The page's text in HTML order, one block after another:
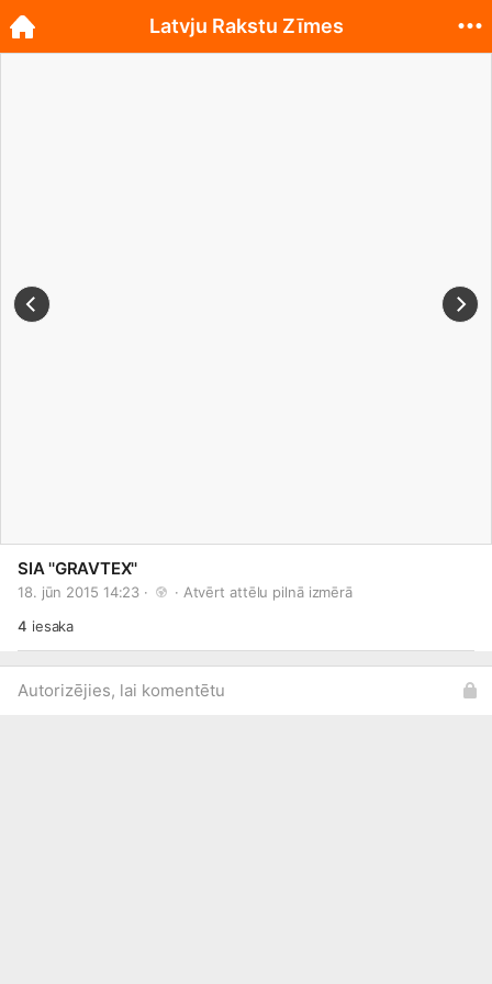
SIA ''GRAVTEX''
18. jūn 2015 14:23 · · Atvērt attēlu pilnā izmērā
4 iesaka
Autorizējies, lai komentētu
Latvju Rakstu Zīmes